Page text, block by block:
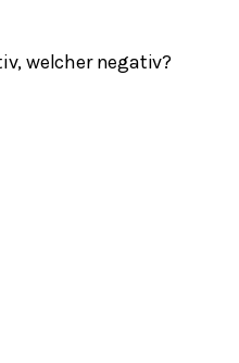
welcher negativ?